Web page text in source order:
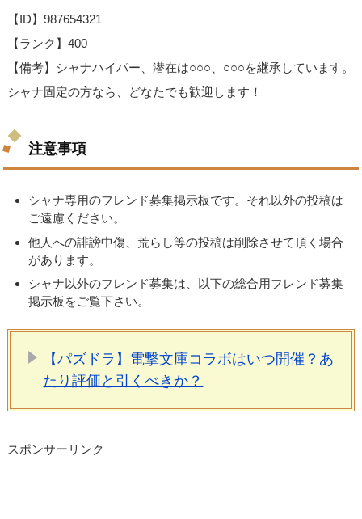
【ID】987654321
【ランク】400
【備考】シャナハイパー、潜在は○○○、○○○を継承しています。
シャナ固定の方なら、どなたでも歓迎します！
注意事項
シャナ専用のフレンド募集掲示板です。それ以外の投稿は
ご遠慮ください。
他人への誹謗中傷、荒らし等の投稿は削除させて頂く場合
があります。
シャナ以外のフレンド募集は、以下の総合用フレンド募集
掲示板をご覧下さい。
【パズドラ】電撃文庫コラボはいつ開催？あ
たり評価と引くべきか？
スポンサーリンク